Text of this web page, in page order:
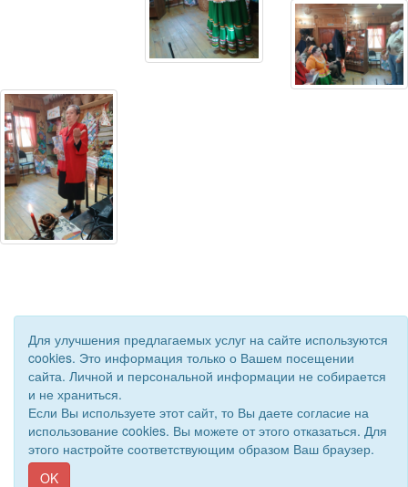
© 2018 - 2026 Подворье . Все права защищены.
Сайт создан при поддержке «Информационная сеть RD
Для улучшения предлагаемых услуг на сайте используются
cookies. Это информация только о Вашем посещении
сайта. Личной и персональной информации не собирается
и не храниться.
Если Вы используете этот сайт, то Вы даете согласие на
использование cookies. Вы можете от этого отказаться. Для
этого настройте соответствующим образом Ваш браузер.
OK